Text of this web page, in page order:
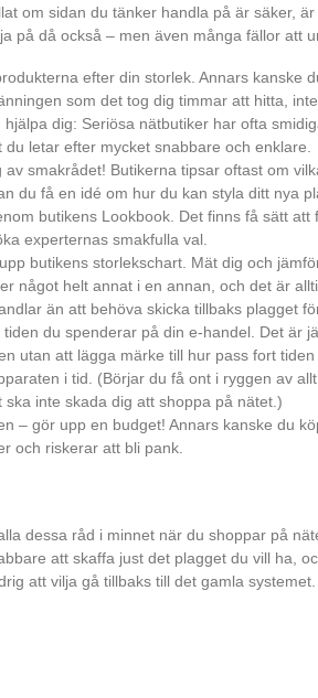
om sidan du tänker handla på är säker,
på då också – men även många fällor att
efter din storlek. Annars kanske
som det tog dig timmar att hitta,
hjälpa dig: Seriösa nätbutiker har ofta
du letar efter mycket snabbare och enklare.
av smakrådet! Butikerna tipsar oftast om
du få en idé om hur du kan styla ditt nya
butikens Lookbook. Det finns få sätt
experternas smakfulla val.
butikens storlekschart. Mät dig och
något helt annat i en annan, och det är
än att behöva skicka tillbaks plagget
tiden du spenderar på din e-handel. Det är
utan att lägga märke till hur pass fort
i tid. (Börjar du få ont i ryggen av
ska inte skada dig att shoppa på nätet.)
– gör upp en budget! Annars kanske du
och riskerar att bli pank.
dessa råd i minnet när du shoppar på
att skaffa just det plagget du vill ha,
att vilja gå tillbaks till det gamla